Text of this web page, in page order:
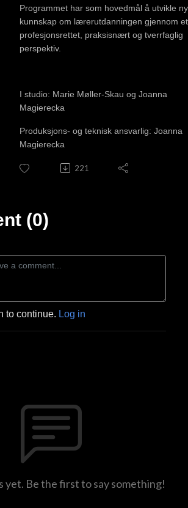
Programmet har som hovedmål å utvikle ny
kunnskap om lærerutdanningen gjennom et
profesjonsrettet, praksisnært og tverrfaglig
perspektiv.
I studio: Marie Møller-Skau og Joanna
Magierecka
Produksjons- og teknisk ansvarlig: Joanna
Magierecka
221
(0)
to continue. Log in
yet. Be the first to say something!